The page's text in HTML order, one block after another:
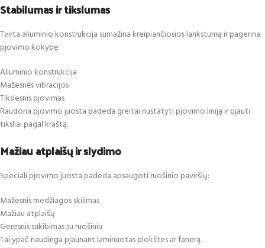
Stabilumas ir tikslumas
Tvirta aliuminio konstrukcija sumažina kreipiančiosios lankstumą ir pagerina
pjovimo kokybę:
Aliuminio konstrukcija
Mažesnės vibracijos
Tikslesnis pjovimas
Raudona pjovimo juosta padeda greitai nustatyti pjovimo liniją ir pjauti
tiksliai pagal kraštą.
Mažiau atplaišų ir slydimo
Speciali pjovimo juosta padeda apsaugoti ruošinio paviršių:
Mažesnis medžiagos skilimas
Mažiau atplaišų
Geresnis sukibimas su ruošiniu
Tai ypač naudinga pjaunant laminuotas plokštes ar fanerą.